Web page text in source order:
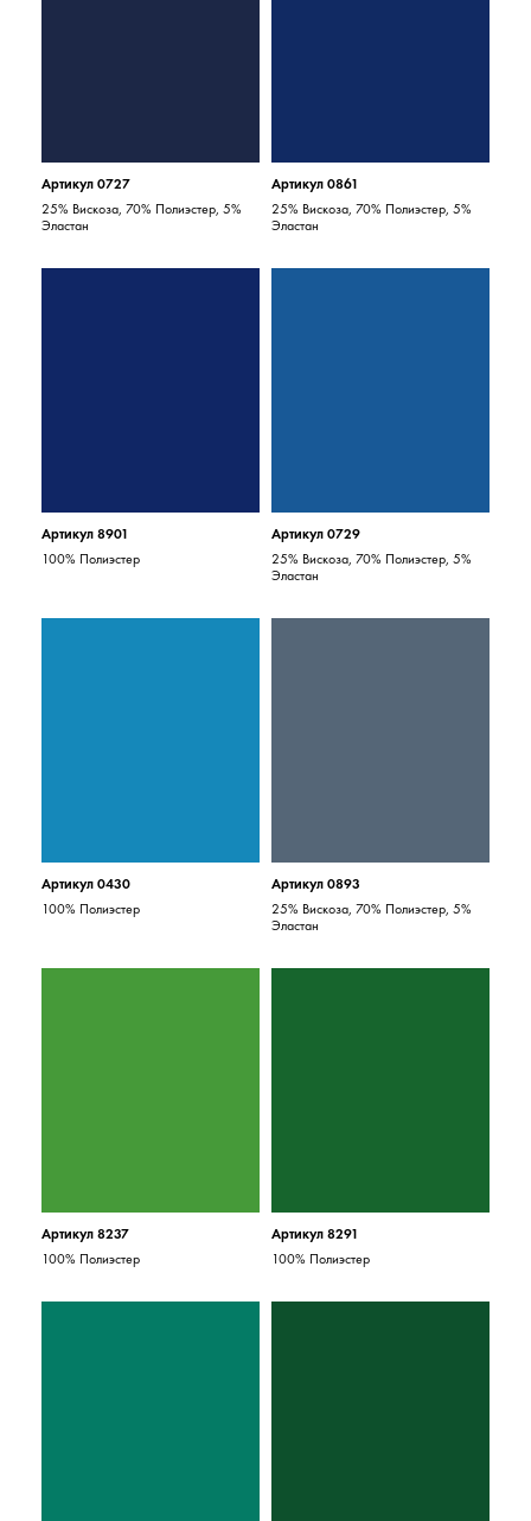
Артикул 0727
25% Вискоза, 70% Полиэстер, 5%
Эластан
Артикул 0861
25% Вискоза, 70% Полиэстер, 5%
Эластан
Артикул 8901
100% Полиэстер
Артикул 0729
25% Вискоза, 70% Полиэстер, 5%
Эластан
Артикул 0430
100% Полиэстер
Артикул 0893
25% Вискоза, 70% Полиэстер, 5%
Эластан
Артикул 8237
100% Полиэстер
Артикул 8291
100% Полиэстер